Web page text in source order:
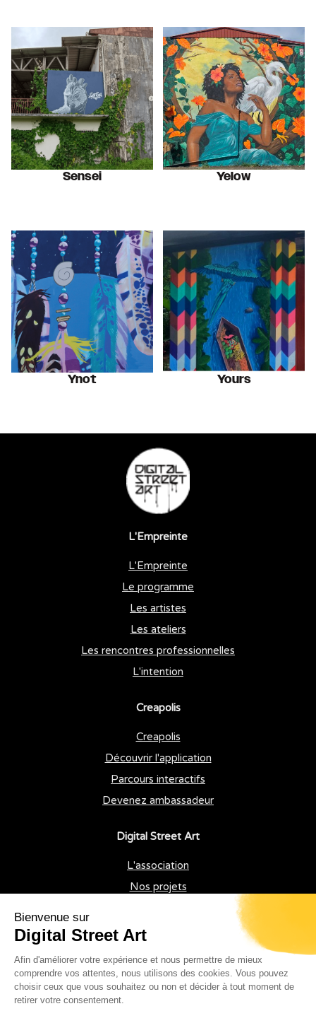
Sensei Yelow
Ynot Yours
L'Empreinte
L'Empreinte
Le programme
Les artistes
Les ateliers
Les rencontres professionnelles
L'intention
Creapolis
Creapolis
Découvrir l'application
Parcours interactifs
Devenez ambassadeur
Digital Street Art
L'association
Nos projets
Nous contacter